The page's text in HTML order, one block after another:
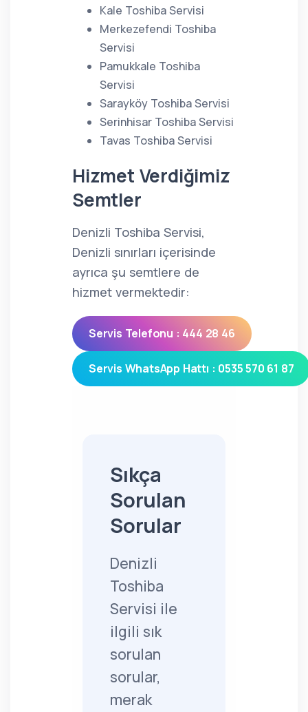
Kale Toshiba Servisi
Merkezefendi Toshiba
Servisi
Pamukkale Toshiba
Servisi
Sarayköy Toshiba Servisi
Serinhisar Toshiba Servisi
Tavas Toshiba Servisi
Hizmet Verdiğimiz
Semtler
Denizli Toshiba Servisi,
Denizli sınırları içerisinde
ayrıca şu semtlere de
hizmet vermektedir:
Servis Telefonu : 444 28 46
Servis WhatsApp Hattı : 0535 570 61 87
Sıkça
Sorulan
Sorular
Denizli
Toshiba
Servisi ile
ilgili sık
sorulan
sorular,
merak